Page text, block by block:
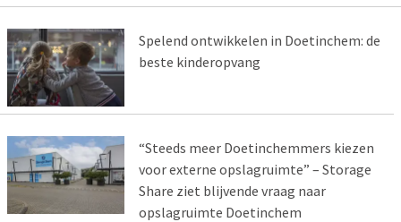
Spelend ontwikkelen in Doetinchem: de
beste kinderopvang
“Steeds meer Doetinchemmers kiezen
voor externe opslagruimte” – Storage
Share ziet blijvende vraag naar
opslagruimte Doetinchem